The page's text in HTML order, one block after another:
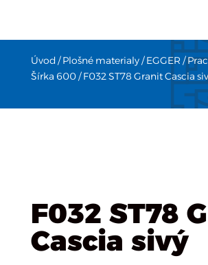
Úvod/Plošné materialy/EGGER /
Šírka 600/ F032 ST78 Granit Cascia
F032 ST78
Cascia sivý